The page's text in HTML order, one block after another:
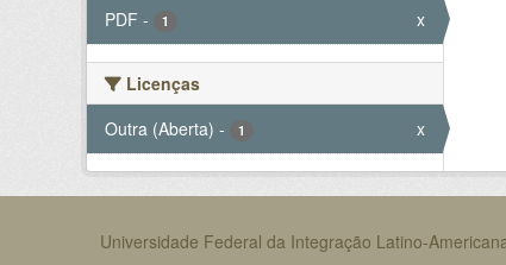
PDF - 1 x
Licenças
Outra (Aberta) - 1 x
Universidade Federal da Integração Latino-